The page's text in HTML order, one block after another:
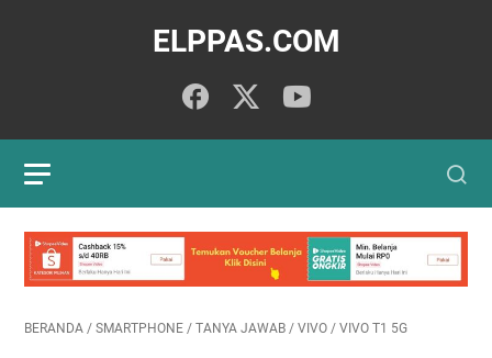
ELPPAS.COM
BERANDA / SMARTPHONE / TANYA JAWAB / VIVO / VIVO T1 5G